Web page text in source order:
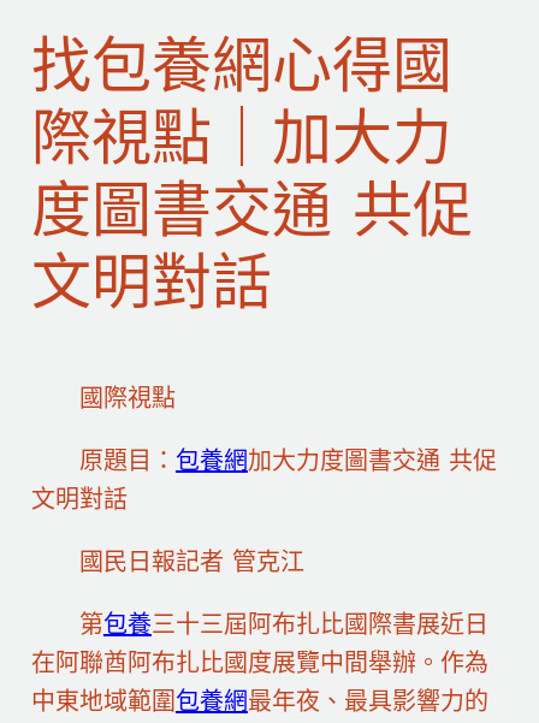
找包養網心得國
際視點｜加大力
度圖書交通 共促
文明對話
國際視點
原題目： 包養網加大力度圖書交通 共促
文明對話
國民日報記者 管克江
第包養三十三屆阿布扎比國際書展近日
在阿聯酋阿布扎比國度展覽中間舉辦。作為
中東地域範圍包養網最年夜、最具影響力的